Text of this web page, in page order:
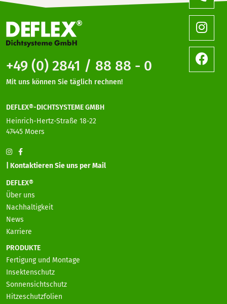
+49 (0) 2841 / 88 88 - 0
Mit uns können Sie täglich rechnen!
DEFLEX®-DICHTSYSTEME GMBH
Heinrich-Hertz-Straße 18-22
47445 Moers
| Kontaktieren Sie uns per Mail
DEFLEX®
Über uns
Nachhaltigkeit
News
Karriere
PRODUKTE
Fertigung und Montage
Insektenschutz
Sonnensichtschutz
Hitzeschutzfolien